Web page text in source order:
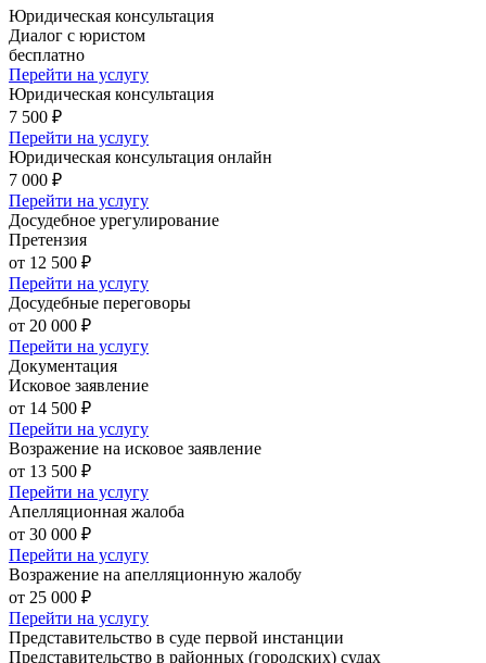
Юридическая консультация
Диалог с юристом
бесплатно
Перейти на услугу
Юридическая консультация
7 500 ₽
Перейти на услугу
Юридическая консультация онлайн
7 000 ₽
Перейти на услугу
Досудебное урегулирование
Претензия
от 12 500 ₽
Перейти на услугу
Досудебные переговоры
от 20 000 ₽
Перейти на услугу
Документация
Исковое заявление
от 14 500 ₽
Перейти на услугу
Возражение на исковое заявление
от 13 500 ₽
Перейти на услугу
Апелляционная жалоба
от 30 000 ₽
Перейти на услугу
Возражение на апелляционную жалобу
от 25 000 ₽
Перейти на услугу
Представительство в суде первой инстанции
Представительство в районных (городских) судах